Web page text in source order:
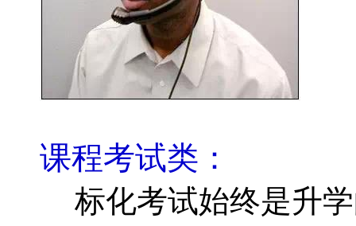
课程考试类：
标化考试始终是升学